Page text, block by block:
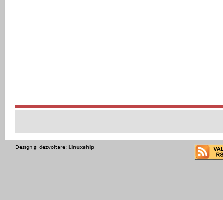
Design şi dezvoltare: Linuxship